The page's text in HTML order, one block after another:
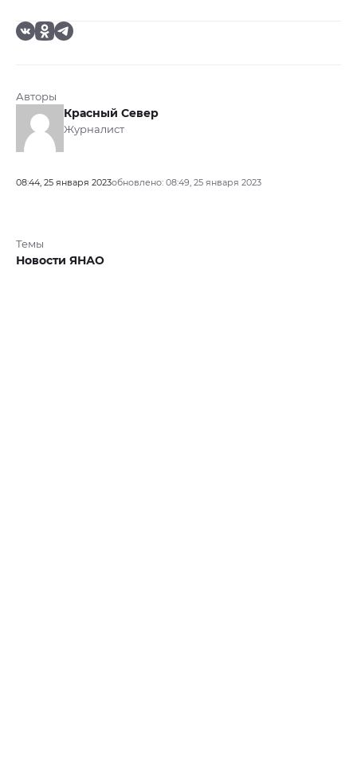
Авторы
Красный Север
Журналист
08:44, 25 января 2023обновлено: 08:49, 25 января 2023
Темы
Новости ЯНАО